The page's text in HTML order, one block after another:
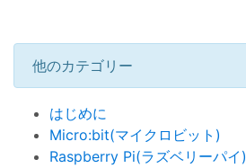
他のカテゴリー
はじめに
Micro:bit(マイクロビット)
Raspberry Pi(ラズベリーパイ)